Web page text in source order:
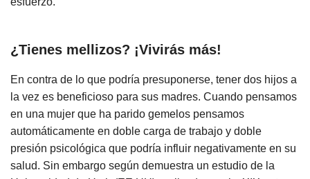
¿Tienes mellizos? ¡Vivirás más!
En contra de lo que podría presuponerse, tener dos hijos a
la vez es beneficioso para sus madres. Cuando pensamos
en una mujer que ha parido gemelos pensamos
automáticamente en doble carga de trabajo y doble
presión psicológica que podría influir negativamente en su
salud. Sin embargo según demuestra un estudio de la